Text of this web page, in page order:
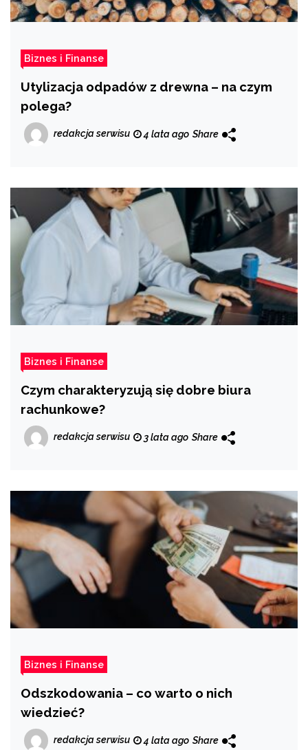
Biznes i Finanse
Utylizacja odpadów z drewna – na czym
polega?
redakcja serwisu 4 lata ago Share
Biznes i Finanse
Czym charakteryzują się dobre biura
rachunkowe?
redakcja serwisu 3 lata ago Share
Biznes i Finanse
Odszkodowania – co warto o nich
wiedzieć?
redakcja serwisu 4 lata ago Share